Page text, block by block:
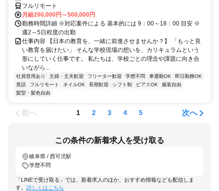
フルリモート
月給200,000円～500,000円
勤務時間詳細 ※対応案件による 基本的には 9：00～18：00 目安 ※
週2～5日程度の出勤
仕事内容 【日本の教育を、一緒に前進させませんか？】 「もっと良
い教育を届けたい」 そんな学校現場の想いを、カリキュラムという
形にしていく仕事です。 私たちは、学校ごとの理念や課題に向き合
いながら...
社員登用あり 主婦・主夫歓迎 フリーター歓迎 学歴不問 車通勤OK
即日勤務OK
英語
フルリモート ネイルOK 長期歓迎 シフト制 ピアスOK
服装自由
髪型・髪色自由
前へ 1 2 3 4 5 次へ
この条件の新着求人を受け取る
岐阜県 / 西可児駅
学歴不問
「LINEで受け取る」では、新着求人のほか、おすすめ情報なども配信しま
す。 詳しくはこちら